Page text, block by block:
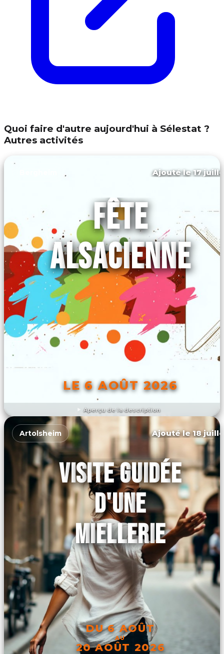
Quoi faire d'autre aujourd'hui à Sélestat ?
Autres activités
Aperçu de la description
Ajouté le 17
FÊTE
ALSACIENNE
LE 6 AOÛT 2026
DÉCOUVRIR L'ÉVÉNEMENT
Artolsheim Ajouté le 18
VISITE GUIDÉE
D'UNE
MIELLERIE
DU 6 AOÛT
AU
20 AOÛT 2026